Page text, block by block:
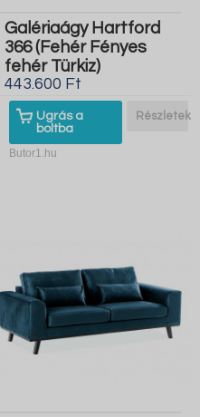
Galériaágy Hartford
366 (Fehér Fényes
fehér Türkiz)
443.600 Ft
Ugrás a
boltba
Részletek
Butor1.hu